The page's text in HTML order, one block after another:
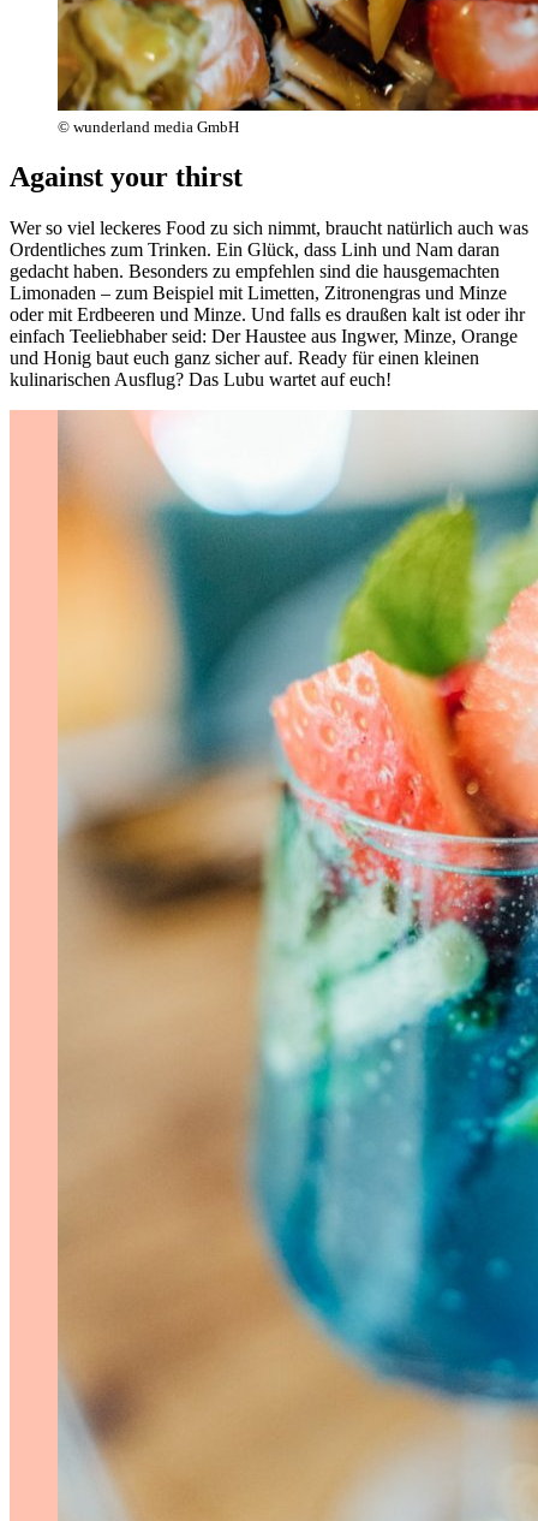
© wunderland media GmbH
Against your thirst
Wer so viel leckeres Food zu sich nimmt, braucht natürlich auch was
Ordentliches zum Trinken. Ein Glück, dass Linh und Nam daran
gedacht haben. Besonders zu empfehlen sind die hausgemachten
Limonaden – zum Beispiel mit Limetten, Zitronengras und Minze
oder mit Erdbeeren und Minze. Und falls es draußen kalt ist oder ihr
einfach Teeliebhaber seid: Der Haustee aus Ingwer, Minze, Orange
und Honig baut euch ganz sicher auf. Ready für einen kleinen
kulinarischen Ausflug? Das Lubu wartet auf euch!